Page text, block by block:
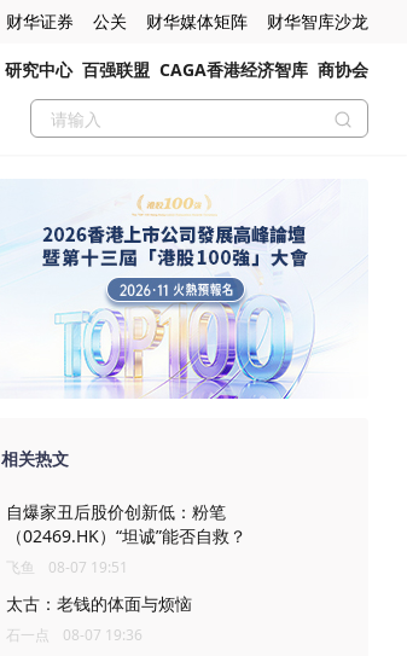
财华证券 公关 财华媒体矩阵 财华智库沙龙
研究中心 百强联盟 CAGA香港经济智库 商协会
相关热文
自爆家丑后股价创新低：粉笔
（02469.HK）“坦诚”能否自救？
飞鱼 08-07 19:51
太古：老钱的体面与烦恼
石一点 08-07 19:36